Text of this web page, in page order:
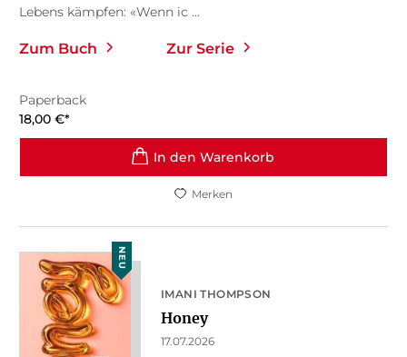
Lebens kämpfen: «Wenn ic ...
Zum Buch Zur Serie
Paperback
18,00 €*
In den Warenkorb
Merken
NEU
IMANI THOMPSON
Honey
17.07.2026